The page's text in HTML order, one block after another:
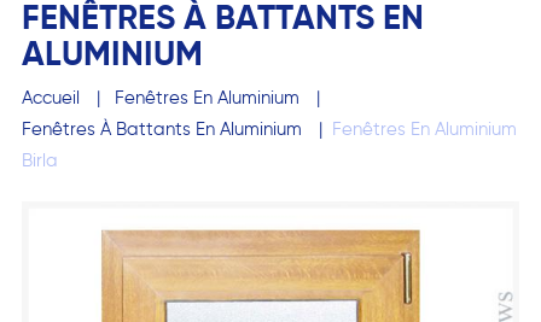
FENÊTRES À BATTANTS EN
ALUMINIUM
Accueil | Fenêtres En Aluminium
|
Fenêtres À Battants En Aluminium
|
Fenêtres En Aluminium
Birla